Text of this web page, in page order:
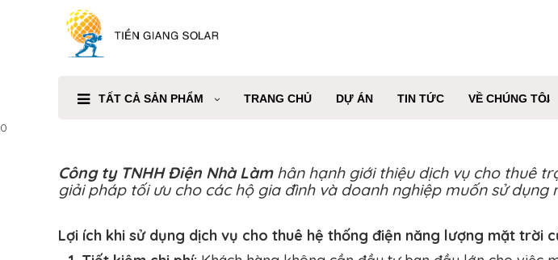
TẤT CẢ SẢN PHẨM TRANG CHỦ DỰ ÁN TIN TỨC VỀ CHÚNG TÔI
0
Công ty TNHH Điện Nhà Làmhân hạnh giới thiệu dịch vụ cho thuê
giải pháp tối ưu cho các hộ gia đình và doanh nghiệp muốn sử
Lợi ích khi sử dụng dịch vụ cho thuê hệ thống điện năng lượng mặt trời